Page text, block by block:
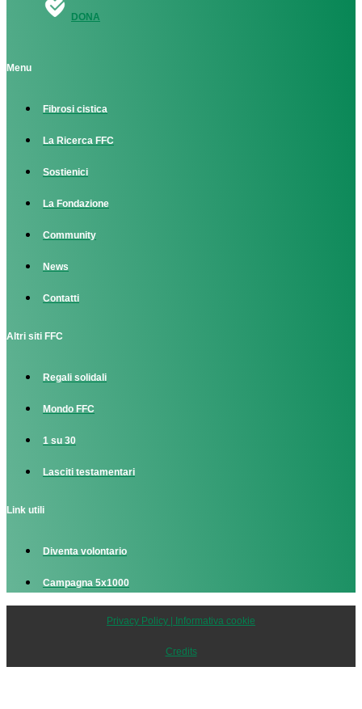
DONA
Menu
Fibrosi cistica
La Ricerca FFC
Sostienici
La Fondazione
Community
News
Contatti
Altri siti FFC
Regali solidali
Mondo FFC
1 su 30
Lasciti testamentari
Link utili
Diventa volontario
Campagna 5x1000
Privacy Policy | Informativa cookie
Credits